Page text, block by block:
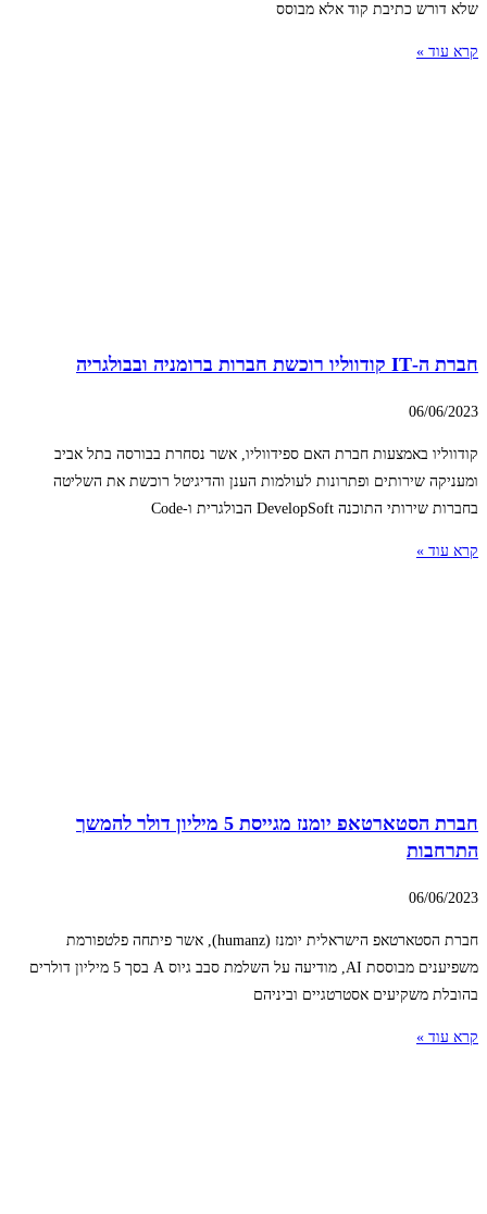
שלא דורש כתיבת קוד אלא מבוסס
קרא עוד »
חברת ה-IT קודווליו רוכשת חברות ברומניה ובבולגריה
06/06/2023
קודווליו באמצעות חברת האם ספידווליו, אשר נסחרת בבורסה בתל אביב
ומעניקה שירותים ופתרונות לעולמות הענן והדיגיטל רוכשת את השליטה
בחברות שירותי התוכנה DevelopSoft הבולגרית ו-Code
קרא עוד »
חברת הסטארטאפ יומנז מגייסת 5 מיליון דולר להמשך
התרחבות
06/06/2023
חברת הסטארטאפ הישראלית יומנז (humanz), אשר פיתחה פלטפורמת
משפיענים מבוססת AI, מודיעה על השלמת סבב גיוס A בסך 5 מיליון דולרים
בהובלת משקיעים אסטרטגיים וביניהם
קרא עוד »